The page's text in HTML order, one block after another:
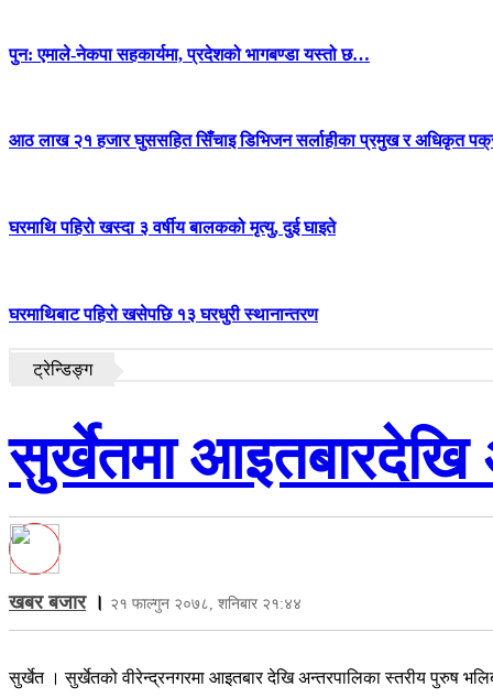
पुन: एमाले-नेकपा सहकार्यमा, प्रदेशको भागबण्डा यस्तो छ…
आठ लाख २१ हजार घुससहित सिँचाइ डिभिजन सर्लाहीका प्रमुख र अधिकृत
घरमाथि पहिरो खस्दा ३ वर्षीय बालकको मृत्यु, दुई घाइते
घरमाथिबाट पहिरो खसेपछि १३ घरधुरी स्थानान्तरण
ट्रेन्डिङ्ग
सुर्खेतमा आइतबारदेखि
खबर बजार। २१ फाल्गुन २०७८, शनिबार २१:४४
सुर्खेत । सुर्खेतको वीरेन्द्रनगरमा आइतबार देखि अन्तरपालिका स्तरीय पुरुष